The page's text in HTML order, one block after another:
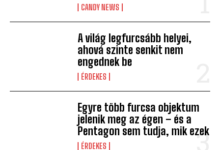
CANDY NEWS
A világ legfurcsább helyei,
ahová szinte senkit nem
engednek be
ÉRDEKES
Egyre több furcsa objektum
jelenik meg az égen – és a
Pentagon sem tudja, mik ezek
ÉRDEKES